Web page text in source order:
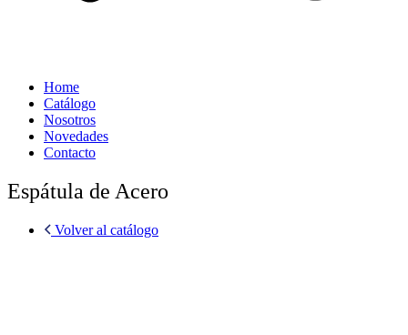
Home
Catálogo
Nosotros
Novedades
Contacto
Espátula de Acero
Volver al catálogo